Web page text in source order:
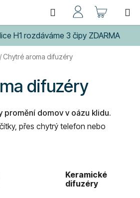
H1 rozdáváme 3 čipy ZDARMA
Hledat
KOŠÍK
/ Chytré aroma difuzéry
difuzéry
promění domov v oázu klidu.
přes chytrý telefon nebo
Keramické
difuzéry